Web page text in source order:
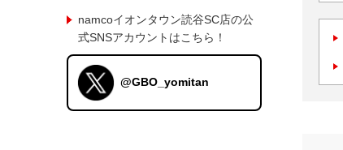
namcoイオンタウン読谷SC店の公
式SNSアカウントはこちら！
@GBO_yomitan